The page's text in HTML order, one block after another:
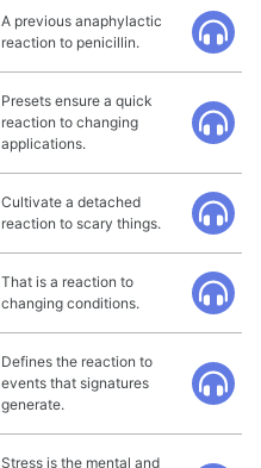
A previous anaphylactic
reaction to penicillin.
Presets ensure a quick
reaction to changing
applications.
Cultivate a detached
reaction to scary things.
That is a reaction to
changing conditions.
Defines the reaction to
events that signatures
generate.
Stress is the mental and